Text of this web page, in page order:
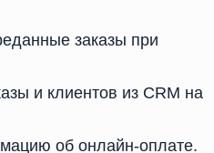
заказы при
и клиентов из CRM на
об онлайн-оплате.